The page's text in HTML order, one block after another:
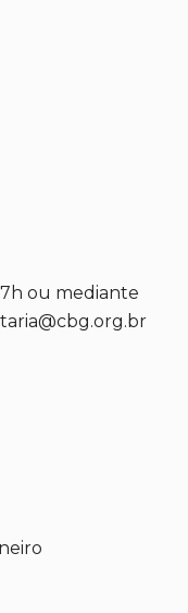
ou mediante